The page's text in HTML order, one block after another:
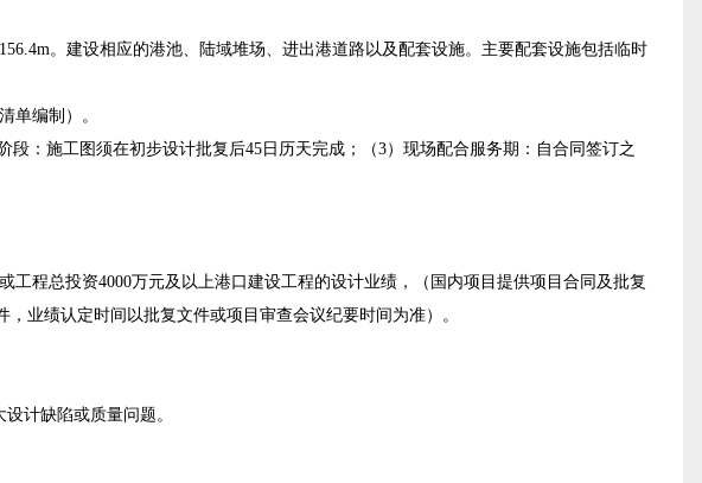
。建设相应的港池、陆域堆场、进出港道路以及配套设施。主要配套设施包括临时
单编制）。
：施工图须在初步设计批复后45日历天完成；（3）现场配合服务期：自合同签订之
程总投资4000万元及以上港口建设工程的设计业绩，
（国内项目提供项目合同及批复
业绩认定时间以批复文件或项目审查会议纪要时间为准） 。
计缺陷或质量问题。